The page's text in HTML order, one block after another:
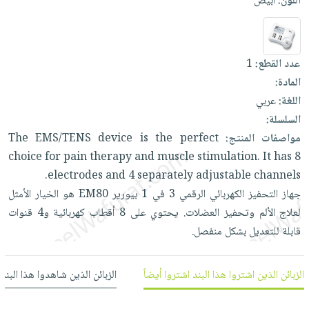
العناية
بالأسنان
الحمية
والتغذية
أدوات
المائدة
الأوعية
والتخزين
أدوات
المطبخ
الأكثر
مبيعاً
العودة
للمدارس
اكسسوارات
كتب
اكسسوارات
منزلية
اكسسوارات
ملابس
مطرزات
حقائب
حلي
عناية
بالذات
شحن
مجاني
بنود
مختارةاشتراكات
كل
الاشتراكات
صندوق
iKitab
بلا
حدود
بحث
متقدم
نيل
وفرات
عن
سياسة
الشركة
حسابك
لائحة
الأمنيات
عدد القطع:1
المادة:
اللغة:عربي
السلسلة:
مواصفات المنتج:
TheEMS/TENS device isthe perfect
choiceforpaintherapyandmuscle stimulation.Ithas 8
electrodes and4separatelyadjustable channels.
جهاز التحفيز الكهربائي الرقمي 3 في 1 بيوريرEM80 هو الخيار الأمثل
لعلاج الألم وتحفيز العضلات. يحتويعلى8 أقطاب كهربائية و4
قنوات
قابلة للتعديلبشكل منفصل.
الزبائن الذين اشتروا هذا البند اشتروا أيضاً الزبائن الذين شاهدوا هذا